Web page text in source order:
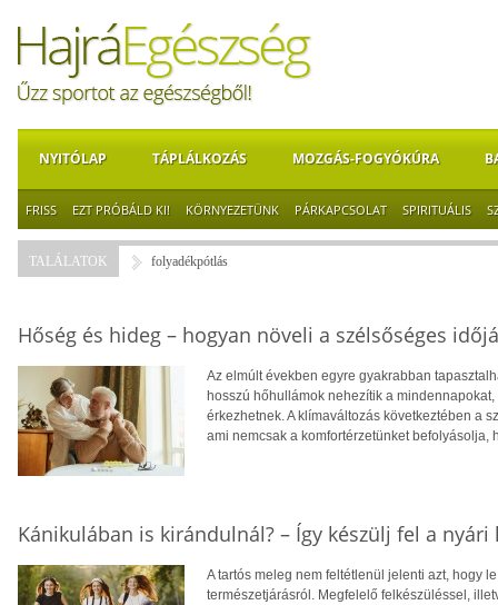
NYITÓLAP TÁPLÁLKOZÁS MOZGÁS-FOGYÓKÚRA
FRISS EZT PRÓBÁLD KI! KÖRNYEZETÜNK PÁRKAPCSOLAT SPIRITUÁLIS
TALÁLATOK folyadékpótlás
Hőség és hideg – hogyan növeli a szélsőséges
Az elmúlt években egyre gyakrabban
hosszú hőhullámok nehezítik a
érkezhetnek. A klímaváltozás következtében a
ami nemcsak a komfortérzetünket
Kánikulában is kirándulnál? – Így készülj fel a nyári
A tartós meleg nem feltétlenül jelenti azt, hogy
természetjárásról. Megfelelő felkészüléssel,